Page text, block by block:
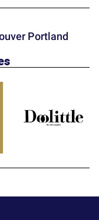
Portland